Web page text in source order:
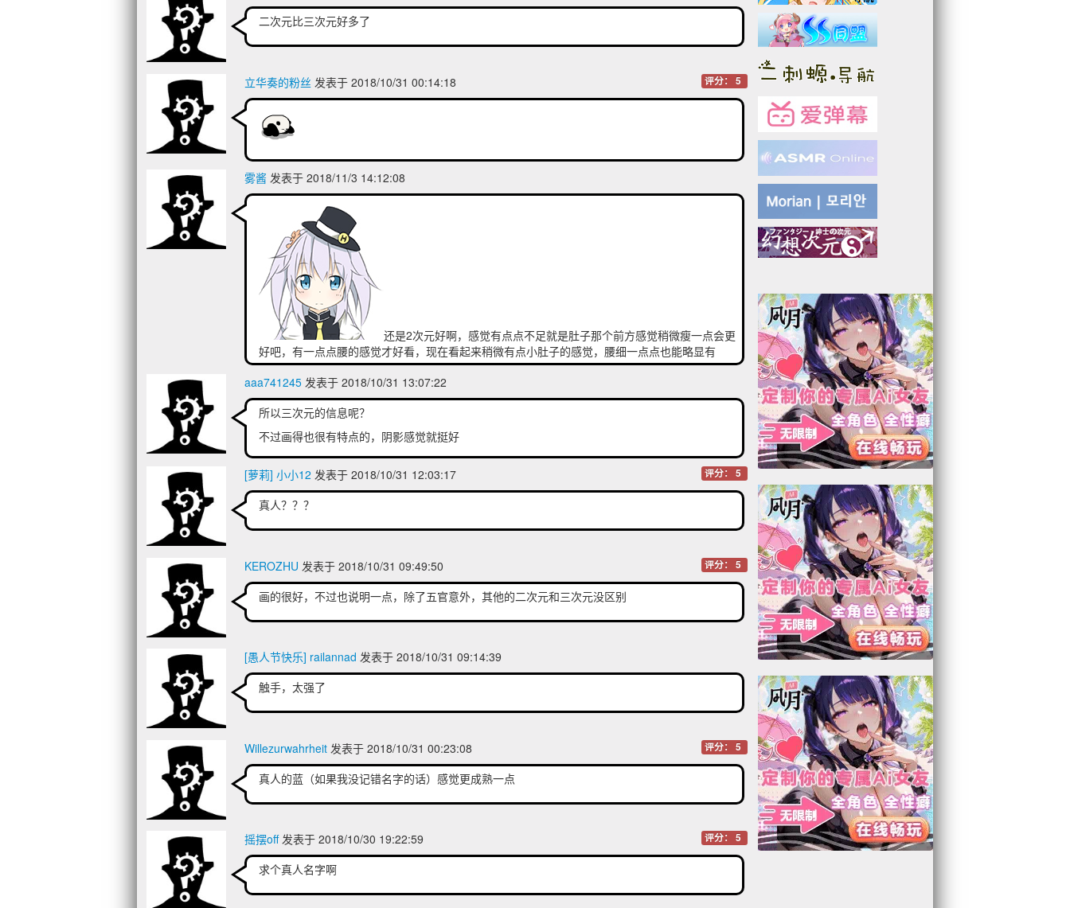
二次元比三次元好多了
立华奏的粉丝 发表于 2018/10/31 00:14:18 评分： 5
雾酱发表于 2018/11/3 14:12:08
还是2次元好啊，感觉有点点不足就是肚子那个前方感觉稍微瘦一点会更
好吧，有一点点腰的感觉才好看，现在看起来稍微有点小肚子的感觉，腰细一点点也能略显有
胸，虽然可能实际上没什么胸
aaa741245发表于 2018/10/31 13:07:22
所以三次元的信息呢？
不过画得也很有特点的，阴影感觉就挺好
[萝莉] 小小12 发表于 2018/10/31 12:03:17 评分： 5
真人？？？
KEROZHU 发表于 2018/10/31 09:49:50 评分： 5
画的很好，不过也说明一点，除了五官意外，其他的二次元和三次元没区别
[愚人节快乐] railannad 发表于 2018/10/31 09:14:39
触手，太强了
Willezurwahrheit发表于 2018/10/31 00:23:08 评分： 5
真人的蓝（如果我没记错名字的话）感觉更成熟一点
摇摆off发表于 2018/10/30 19:22:59 评分： 5
求个真人名字啊